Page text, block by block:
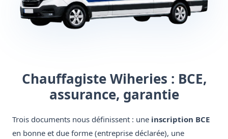
Chauffagiste Wiheries : BCE,
assurance, garantie
Trois documents nous définissent : une inscription BCE
en bonne et due forme (entreprise déclarée), une